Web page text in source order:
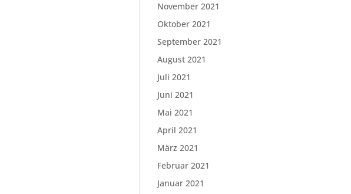
November 2021
Oktober 2021
September 2021
August 2021
Juli 2021
Juni 2021
Mai 2021
April 2021
März 2021
Februar 2021
Januar 2021